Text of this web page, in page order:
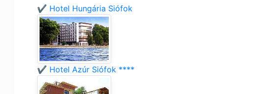
✔️ Hotel Hungária Siófok
✔️ Hotel Azúr Siófok ****